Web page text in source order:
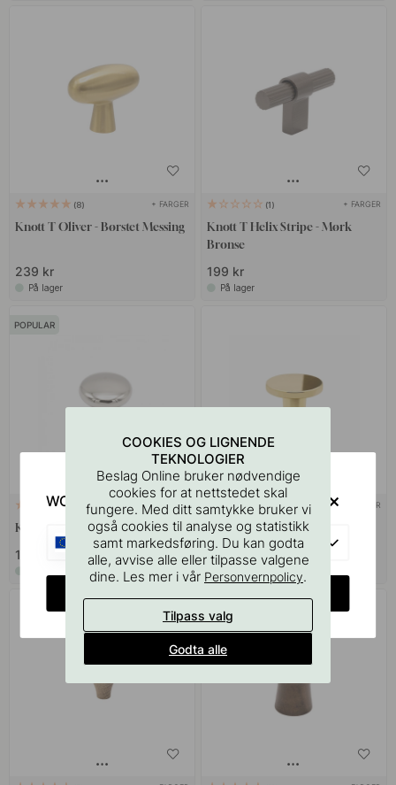
8 + FARGER
Knott T Oliver - Børstet Messing
239 kr
På lager
1 + FARGER
Knott T Helix Stripe - Mørk
Bronse
199 kr
På lager
POPULAR
+ FARGER
Knott Mynta - Polert Nikkel
159 kr
4 + FARGER
Knott Dalby - Polert Messing
109 kr
På lager
COOKIES OG LIGNENDE
TEKNOLOGIER
Beslag Online bruker nødvendige
cookies for at nettstedet skal
fungere. Med ditt samtykke bruker vi
også cookies til analyse og statistikk
samt markedsføring. Du kan godta
alle, avvise alle eller tilpasse valgene
dine. Les mer i vår Personvernpolicy.
Tilpass valg
Godta alle
WOULD YOU RATHER VISIT?
EU